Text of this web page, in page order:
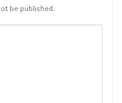
be published.